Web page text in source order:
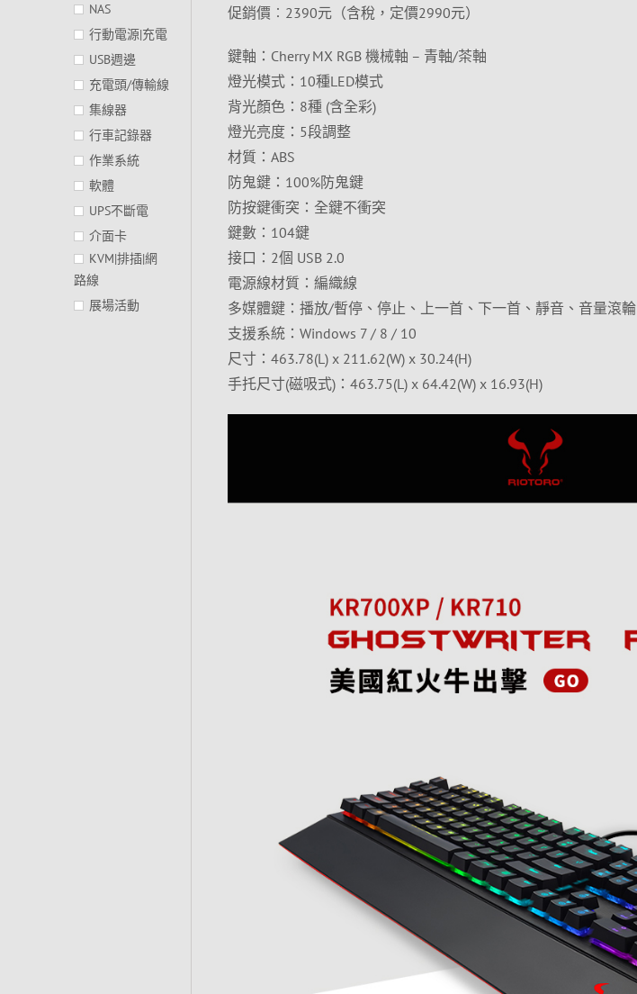
促銷價︰2390元（含稅，定價2990元）
鍵軸：Cherry MX RGB 機械軸 – 青軸/茶軸
燈光模式：10種LED模式
背光顏色：8種 (含全彩)
燈光亮度：5段調整
材質：ABS
防鬼鍵：100%防鬼鍵
防按鍵衝突：全鍵不衝突
鍵數：104鍵
接口：2個 USB 2.0
電源線材質：編織線
多媒體鍵：播放/暫停、停止、上一首、下一首、靜音、音量滾輪
支援系統：Windows 7 / 8 / 10
尺寸：463.78(L) x 211.62(W) x 30.24(H)
手托尺寸(磁吸式)：463.75(L) x 64.42(W) x 16.93(H)
NAS
行動電源|充電
USB週邊
充電頭/傳輸線
集線器
行車記錄器
作業系統
軟體
UPS不斷電
介面卡
KVM|排插|網
路線
展場活動